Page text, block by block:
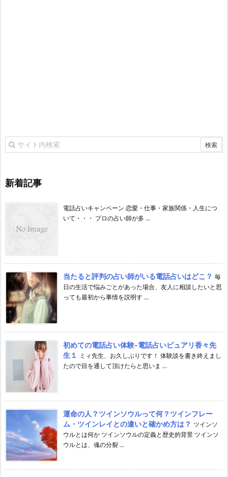
新着記事
電話占いキャンペーン 恋愛・仕事・家族関係・人生につ
いて・・・ プロの占い師が多 ...
当たると評判の占い師がいる電話占いはどこ？ 毎
日の生活で悩みごとがあった場合、友人に相談したいと思
っても最初から事情を説明す ...
初めての電話占い体験-電話占いピュアリ香々先
生１
ミィ先生、お久しぶりです！ 体験談を書き終えまし
たので目を通して頂けたらと思いま ...
運命の人？ツインソウルって何？ツインフレー
ム・ツインレイとの違いと確かめ方は？ ツインソ
ウルとは何か ツインソウルの定義と歴史的背景 ツインソ
ウルとは、魂の分裂 ...